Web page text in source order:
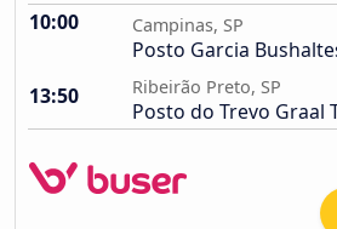
10:00 Campinas, SP
Posto Garcia
13:50
Ribeirão Preto, SP
Posto do Trevo Graal